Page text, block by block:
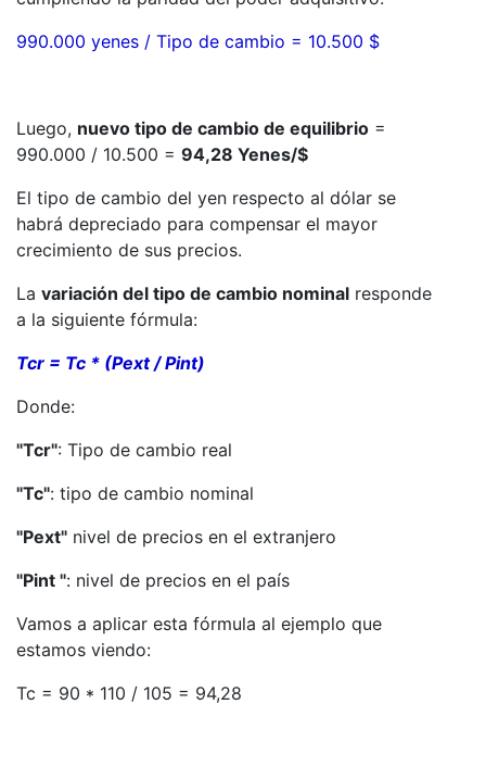
990.000 yenes / Tipo de cambio = 10.500 $
Luego, nuevo tipo de cambio de equilibrio =
990.000 / 10.500 = 94,28 Yenes/$
El tipo de cambio del yen respecto al dólar se
habrá depreciado para compensar el mayor
crecimiento de sus precios.
La variación del tipo de cambio nominal responde
a la siguiente fórmula:
Tcr = Tc * (Pext / Pint)
Donde:
"Tcr": Tipo de cambio real
"Tc": tipo de cambio nominal
"Pext" nivel de precios en el extranjero
"Pint ": nivel de precios en el país
Vamos a aplicar esta fórmula al ejemplo que
estamos viendo:
Tc = 90 * 110 / 105 = 94,28